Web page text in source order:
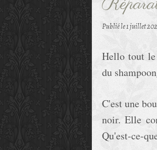
Publié le1 juillet
Hello tout le
du
C'est une
noir. Elle
Qu'est-ce-